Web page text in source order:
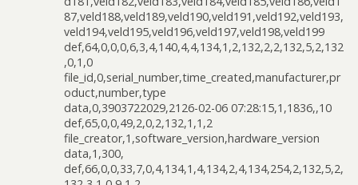
87,veld188,veld189,veld190,veld191,veld192,veld193,
veld194,veld195,veld196,veld197,veld198,veld199
def,64,0,0,0,6,3,4,140,4,4,134,1,2,132,2,2,132,5,2,132
,0,1,0
file_id,0,serial_number,time_created,manufacturer,pr
oduct,number,type
data,0,3903722029,2126-02-06 07:28:15,1,1836,,10
def,65,0,0,49,2,0,2,132,1,1,2
file_creator,1,software_version,hardware_version
data,1,300,
def,66,0,0,33,7,0,4,134,1,4,134,2,4,134,254,2,132,5,2,